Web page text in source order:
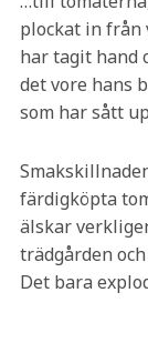
plockat in från
har tagit hand
det vore hans
som har sått
färdigköpta
älskar
trädgården
Det bara